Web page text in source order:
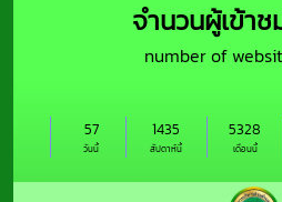
จำนวนผู้เข้าช
number of
วันนี้
57
สัปดาห์นี้
1435
เดือนนี้
5328